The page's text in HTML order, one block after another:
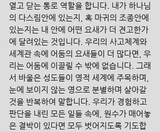
열고 닫는 통로 역할을 합니다. 내가 하나님
의 다스림안에 있는지, 혹 마귀의 조종안에
있는지는 내 안에 어떤 요새가 더 견고한가
에 달려있는 것입니다. 우리의 사고체계와
세계관 속에 어둠의 요새들이 더 많다면, 우
리는 어둠에 이끌릴 수 밖에 없습니다. 그래
서 바울은 성도들이 영적 세계에 주목하며,
눈에 보이지 않는 영으로 분별하며 살아갈
것을 반복하여 말합니다. 우리가 경험하고
판단을 내린 모든 일들 속에, 원수가 매어놓
은 결박이 있다면 모두 벗어지도록 기도합